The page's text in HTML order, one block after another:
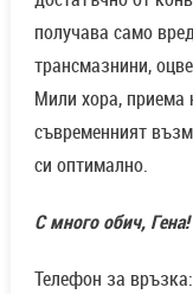
получава само
трансмазнини,
Мили хора, приема
съвременният
си оптимално.
С много обич, Гена!
Телефон за връзка: